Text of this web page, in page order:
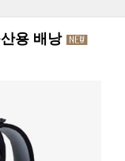
용 배낭